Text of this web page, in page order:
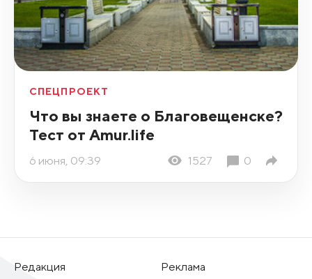
СПЕЦПРОЕКТ
Что вы знаете о Благовещенске?
Тест от Amur.life
6 июня, 09:39 1527 0
Редакция
Реклама